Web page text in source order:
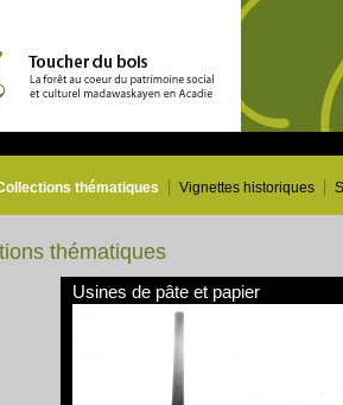
thématiques Vignettes historiques
thématiques
Usines de pâte et papier